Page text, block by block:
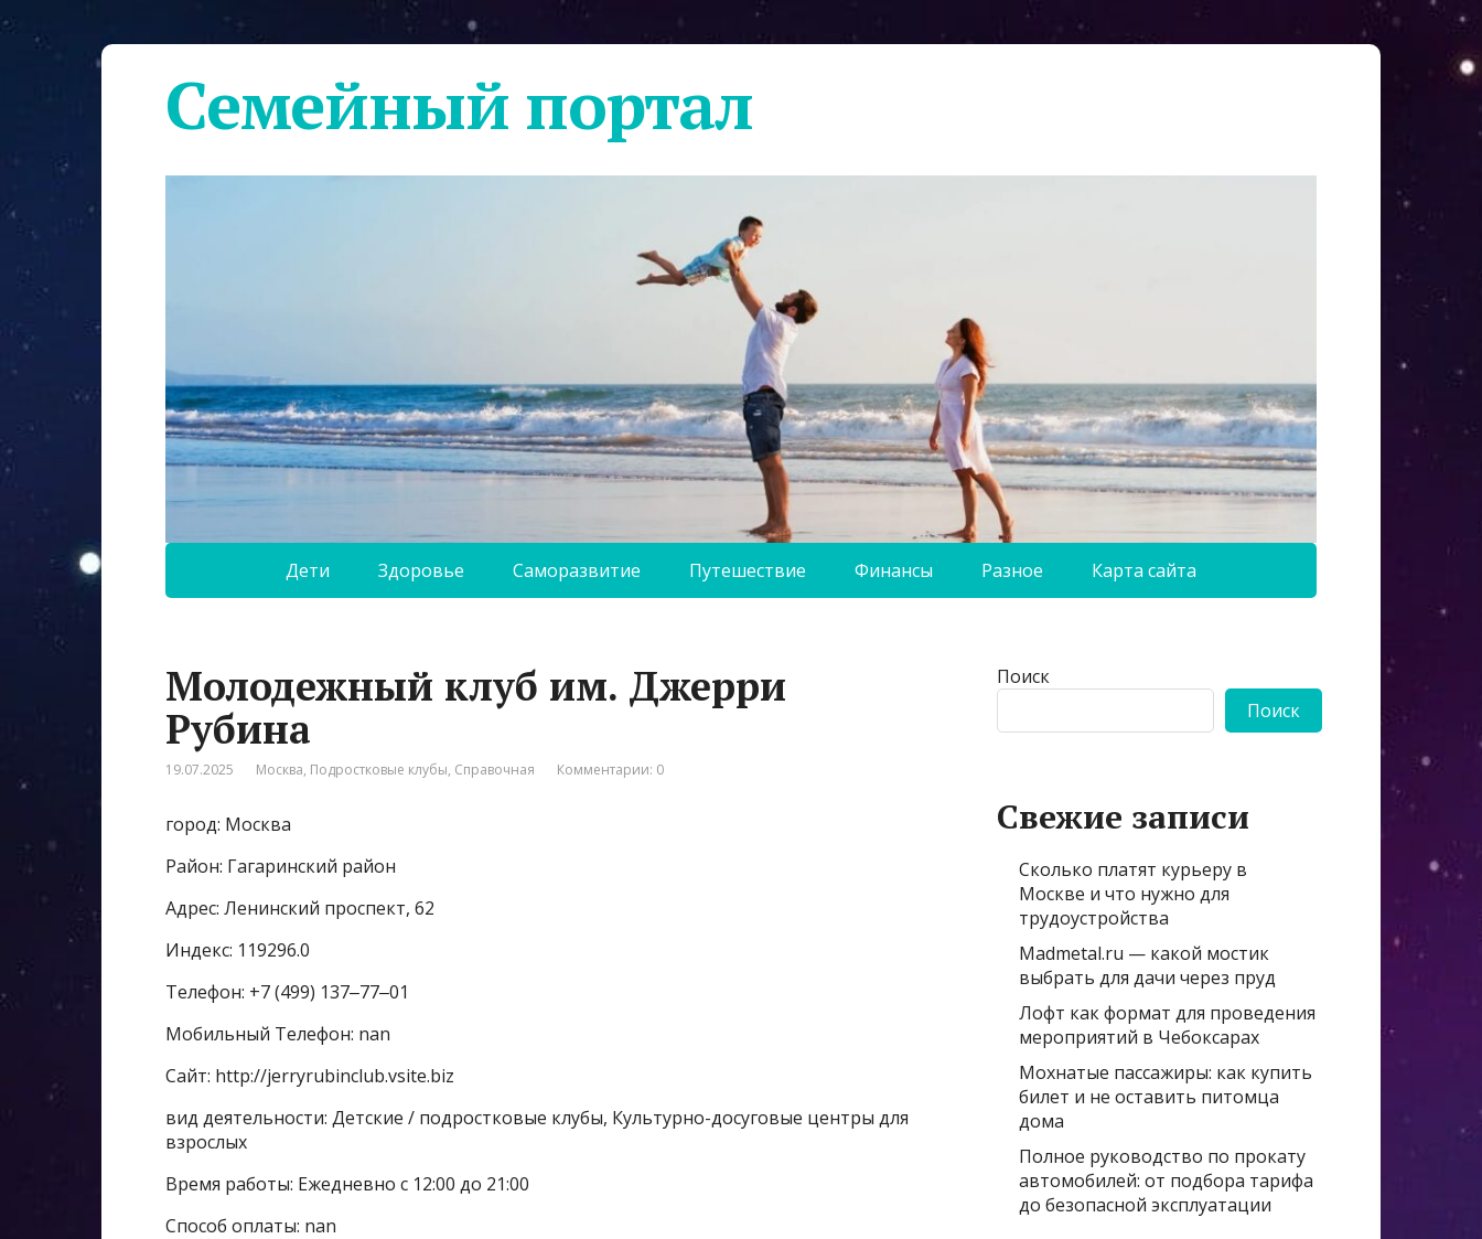
Семейный портал
Дети Здоровье Саморазвитие Путешествие Финансы Разное Карта сайта
Молодежный клуб им. Джерри
Рубина
19.07.2025 Москва, Подростковые клубы, Справочная Комментарии: 0
город: Москва
Район: Гагаринский район
Адрес: Ленинский проспект, 62
Индекс: 119296.0
Телефон: +7 (499) 137‒77‒01
Мобильный Телефон: nan
Сайт: http://jerryrubinclub.vsite.biz
вид деятельности: Детские / подростковые клубы, Культурно-досуговые центры для
взрослых
Время работы: Ежедневно с 12:00 до 21:00
Способ оплаты: nan
Поиск
Поиск
Свежие записи
Сколько платят курьеру в
Москве и что нужно для
трудоустройства
Madmetal.ru — какой мостик
выбрать для дачи через пруд
Лофт как формат для проведения
мероприятий в Чебоксарах
Мохнатые пассажиры: как купить
билет и не оставить питомца
дома
Полное руководство по прокату
автомобилей: от подбора тарифа
до безопасной эксплуатации